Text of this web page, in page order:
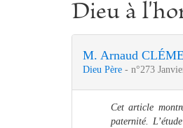
Dieu à
M. Arnaud
Dieu Père - n°273
Cet article
paternité.